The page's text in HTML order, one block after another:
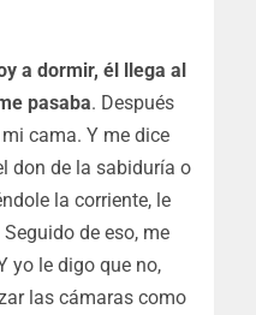
a dormir, él llega al
pasaba. Después
cama. Y me dice
don de la sabiduría o
la corriente, le
de eso, me
yo le digo que no,
las cámaras como